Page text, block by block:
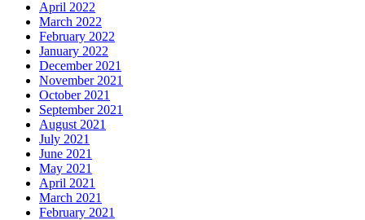
April 2022
March 2022
February 2022
January 2022
December 2021
November 2021
October 2021
September 2021
August 2021
July 2021
June 2021
May 2021
April 2021
March 2021
February 2021